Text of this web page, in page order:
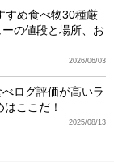
すめ食べ物30種厳
の値段と場所、お
2026/06/03
ログ評価が高いラ
ここだ！
2025/08/13